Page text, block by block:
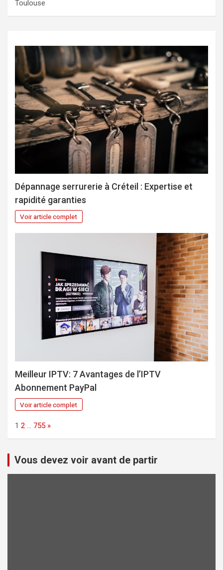
Toulouse
Dépannage serrurerie à Créteil : Expertise et
rapidité garanties
Voir article complet
Meilleur IPTV: 7 Avantages de l’IPTV
Abonnement PayPal
Voir article complet
Page:
1 2 … 755 Next
»
Vous devez voir avant de partir